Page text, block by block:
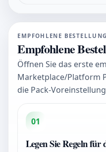
EMPFOHLENE BESTELLUNG
Empfohlene
Öffnen Sie das erste
Marketplace/Platform
die Pack-
01
Legen Sie Regeln